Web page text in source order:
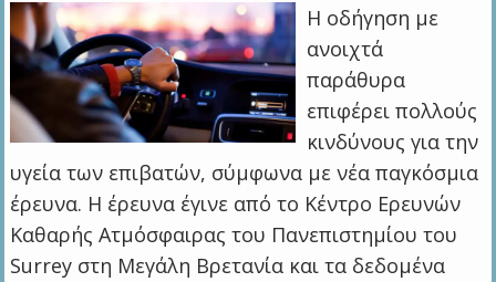
Η οδήγηση με
ανοιχτά
παράθυρα
επιφέρει πολλούς
κινδύνους για την
υγεία των επιβατών, σύμφωνα με νέα παγκόσμια
έρευνα. Η έρευνα έγινε από το Κέντρο Ερευνών
Καθαρής Ατμόσφαιρας του Πανεπιστημίου του
Surrey στη Μεγάλη Βρετανία και τα δεδομένα